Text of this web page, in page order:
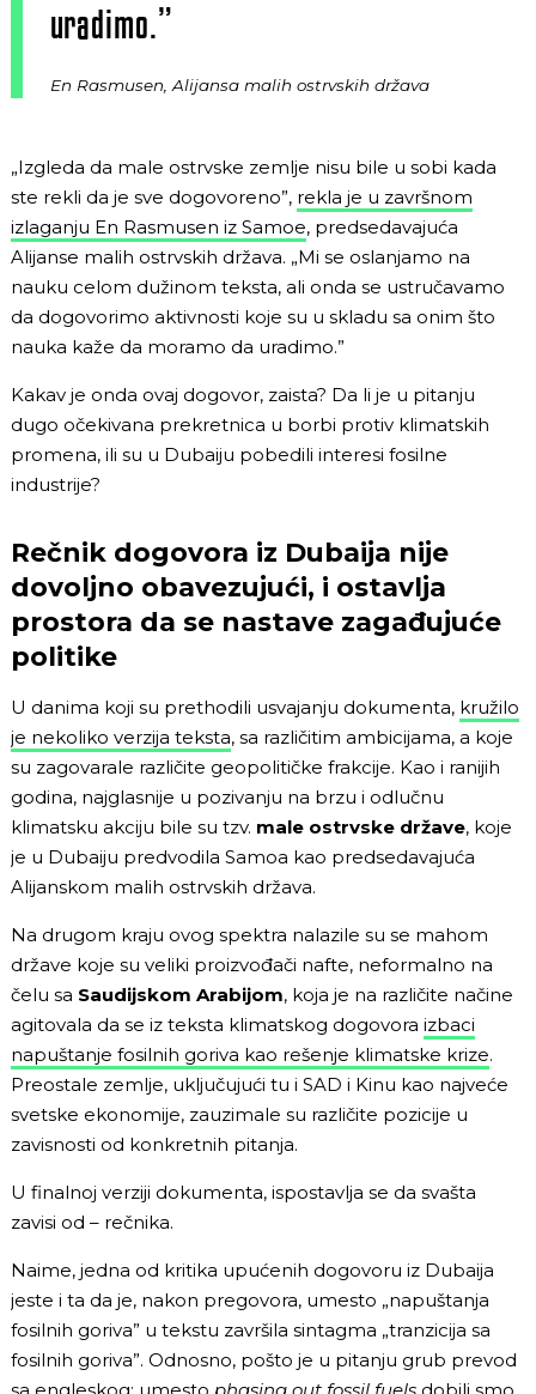
uradimo.”
En Rasmusen, Alijansa malih ostrvskih država
„Izgleda da male ostrvske zemlje nisu bile u sobi kada
ste rekli da je sve dogovoreno”, rekla je u završnom
izlaganju En Rasmusen iz Samoe, predsedavajuća
Alijanse malih ostrvskih država. „Mi se oslanjamo na
nauku celom dužinom teksta, ali onda se ustručavamo
da dogovorimo aktivnosti koje su u skladu sa onim što
nauka kaže da moramo da uradimo.”
Kakav je onda ovaj dogovor, zaista? Da li je u pitanju
dugo očekivana prekretnica u borbi protiv klimatskih
promena, ili su u Dubaiju pobedili interesi fosilne
industrije?
Rečnik dogovora iz Dubaija nije
dovoljno obavezujući, i ostavlja
prostora da se nastave zagađujuće
politike
U danima koji su prethodili usvajanju dokumenta, kružilo
je nekoliko verzija teksta, sa različitim ambicijama, a koje
su zagovarale različite geopolitičke frakcije. Kao i ranijih
godina, najglasnije u pozivanju na brzu i odlučnu
klimatsku akciju bile su tzv. male ostrvske države, koje
je u Dubaiju predvodila Samoa kao predsedavajuća
Alijanskom malih ostrvskih država.
Na drugom kraju ovog spektra nalazile su se mahom
države koje su veliki proizvođači nafte, neformalno na
čelu sa Saudijskom Arabijom, koja je na različite načine
agitovala da se iz teksta klimatskog dogovora izbaci
napuštanje fosilnih goriva kao rešenje klimatske krize.
Preostale zemlje, uključujući tu i SAD i Kinu kao najveće
svetske ekonomije, zauzimale su različite pozicije u
zavisnosti od konkretnih pitanja.
U finalnoj verziji dokumenta, ispostavlja se da svašta
zavisi od – rečnika.
Naime, jedna od kritika upućenih dogovoru iz Dubaija
jeste i ta da je, nakon pregovora, umesto „napuštanja
fosilnih goriva” u tekstu završila sintagma „tranzicija sa
fosilnih goriva”. Odnosno, pošto je u pitanju grub prevod
sa engleskog: umesto phasing out fossil fuels dobili smo